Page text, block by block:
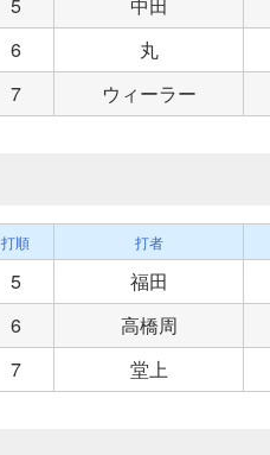
6
丸
7 ウィーラー
打順 打者
5
福田
6
高橋周
7 堂上